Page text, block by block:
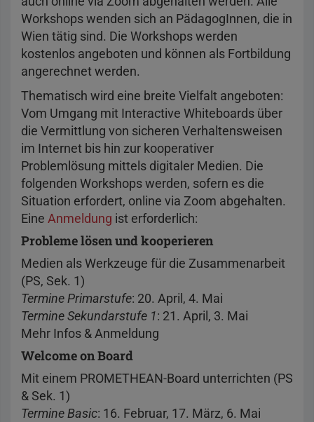
Workshops wenden sich an PädagogInnen, die in
Wien tätig sind. Die Workshops werden
kostenlos angeboten und können als Fortbildung
angerechnet werden.
Thematisch wird eine breite Vielfalt angeboten:
Vom Umgang mit Interactive Whiteboards über
die Vermittlung von sicheren Verhaltensweisen
im Internet bis hin zur kooperativer
Problemlösung mittels digitaler Medien. Die
folgenden Workshops werden, sofern es die
Situation erfordert, online via Zoom abgehalten.
Eine Anmeldung ist erforderlich:
Probleme lösen und kooperieren
Medien als Werkzeuge für die Zusammenarbeit
(PS, Sek. 1)
Termine Primarstufe: 20. April, 4. Mai
Termine Sekundarstufe 1: 21. April, 3. Mai
Mehr Infos & Anmeldung
Welcome on Board
Mit einem PROMETHEAN-Board unterrichten (PS
& Sek. 1)
Termine Basic: 16. Februar, 17. März, 6. Mai